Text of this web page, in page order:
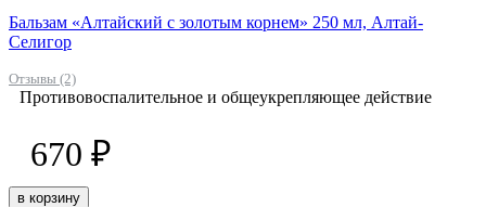
Бальзам «Алтайский с золотым корнем» 250 мл, Алтай-
Селигор
Отзывы (2)
Противовоспалительное и общеукрепляющее действие
670 ₽
в корзину